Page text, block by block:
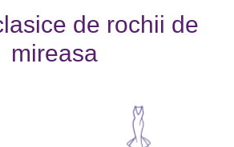
de rochii de
mireasa